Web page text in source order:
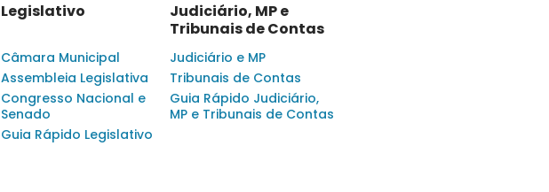
Legislativo
Câmara Municipal
Assembleia Legislativa
Congresso Nacional e
Senado
Guia Rápido Legislativo
Judiciário, MP e
Tribunais de Contas
Judiciário e MP
Tribunais de Contas
Guia Rápido Judiciário,
MP e Tribunais de Contas